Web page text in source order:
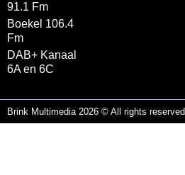
91.1 Fm
Boekel 106.4
Fm
DAB+ Kanaal
6A en 6C
Brink Multimedia 2026 © All rights reserved